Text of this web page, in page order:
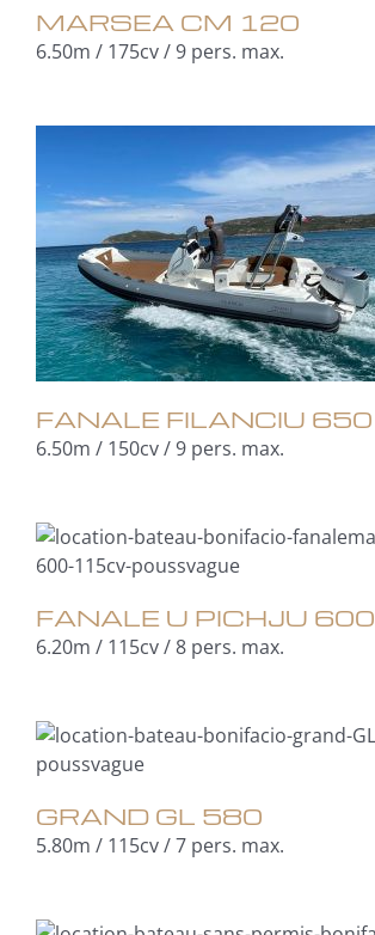
MARSEA CM 120
6.50m / 175cv / 9 pers. max.
FANALE FILANCIU 650
6.50m / 150cv / 9 pers. max.
FANALE U PICHJU 600
6.20m / 115cv / 8 pers. max.
GRAND GL 580
5.80m / 115cv / 7 pers. max.